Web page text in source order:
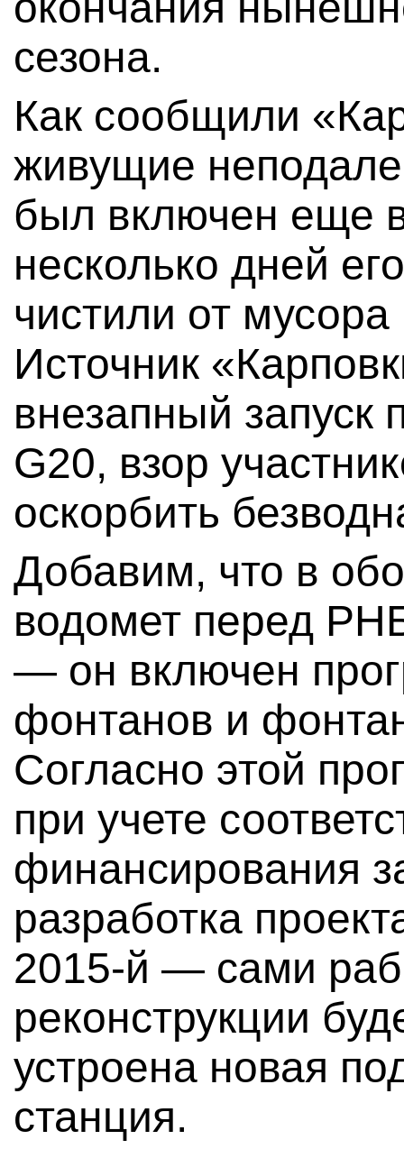
сезона.
Как сообщили
живущие
был включен еще в
несколько дней
чистили от
Источник
внезапный запуск
G20, взор
оскорбить
Добавим, что в
водомет перед
— он включен
фонтанов и
Согласно этой
при учете
финансирования
разработка
2015-й — сами
реконструкции
устроена новая
станция.